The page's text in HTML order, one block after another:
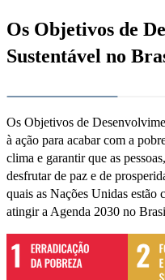
Os Objetivos de
Sustentável no
Os Objetivos de
à ação para acabar com a
clima e garantir que as
desfrutar de paz e de
quais as Nações Unidas estão
atingir a Agenda 2030 no